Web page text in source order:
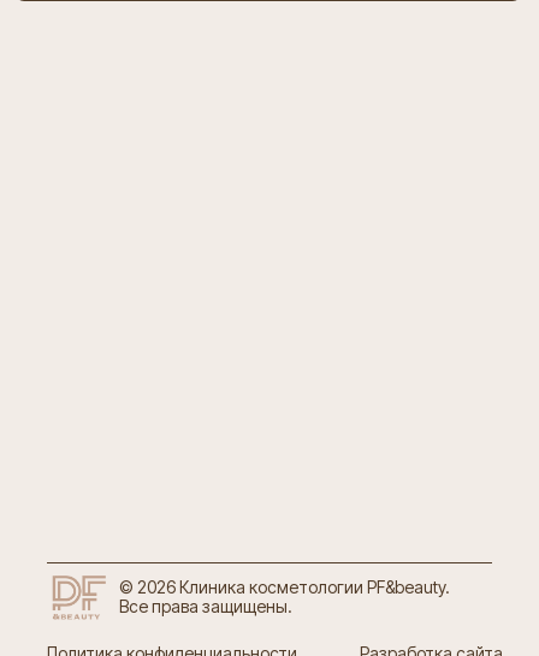
© 2026 Клиника косметологии PF&beauty.
Все права защищены.